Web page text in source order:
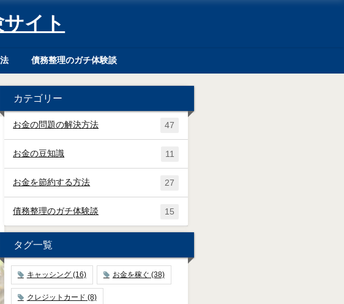
イト
債務整理のガチ体験談
カテゴリー
お金の問題の解決方法 47
お金の豆知識 11
お金を節約する方法 27
債務整理のガチ体験談 15
タグ一覧
キャッシング(16) お金を稼ぐ (38)
クレジットカード (8)